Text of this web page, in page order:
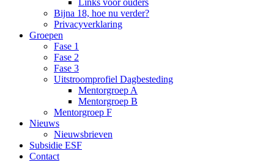
Links voor ouders
Bijna 18, hoe nu verder?
Privacyverklaring
Groepen
Fase 1
Fase 2
Fase 3
Uitstroomprofiel Dagbesteding
Mentorgroep A
Mentorgroep B
Mentorgroep F
Nieuws
Nieuwsbrieven
Subsidie ESF
Contact